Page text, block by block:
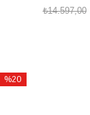
₺14.597,00
%20